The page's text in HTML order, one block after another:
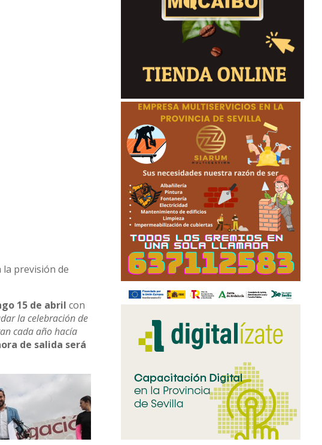
la previsión de
15 de abril con
la celebración de
cada año hacía
de salida será